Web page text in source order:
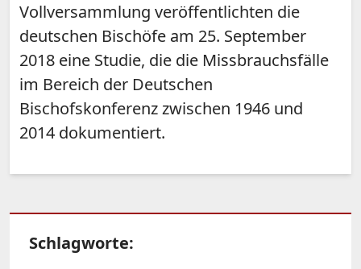
Vollversammlung veröffentlichten die
deutschen Bischöfe am 25. September
2018 eine Studie, die die Missbrauchsfälle
im Bereich der Deutschen
Bischofskonferenz zwischen 1946 und
2014 dokumentiert.
Schlagworte: